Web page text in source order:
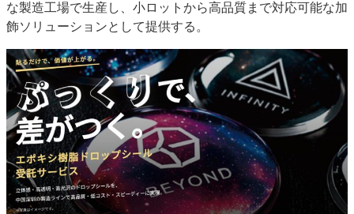
特集記事カテゴリー一覧
特集・デジタル印刷 アイデアで勝負！ ～多様なビジネス・多彩な商材～
JAPAN PACK 2023 特集
中古印刷機・製本機特集
2022 検査・校正特集
特集・デジタル印刷 ～ 新成長軌道を描く
案内
発刊案内
JFPI印刷用語集 印刷機材年鑑
運営
な製造工場で生産し、小ロットから高品質まで対応可能な加
飾ソリューションとして提供する。